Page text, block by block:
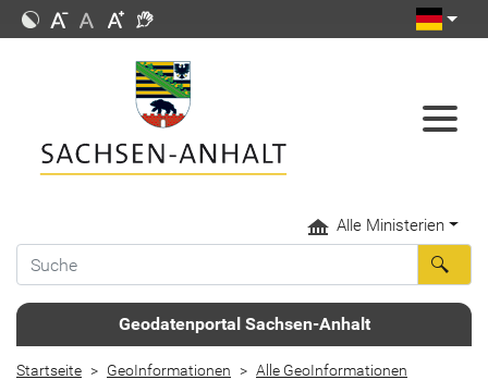
Alle Ministerien
Geodatenportal Sachsen-Anhalt
Startseite GeoInformationen
Alle GeoInformationen